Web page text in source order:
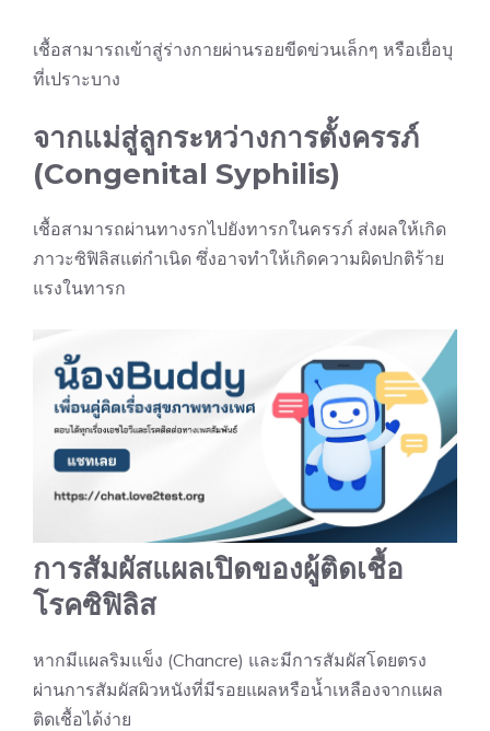
เชื้อสามารถเข้าสู่ร่างกายผ่านรอยขีดข่วนเล็กๆ หรือเยื่อบุ
ที่เปราะบาง
จากแม่สู่ลูกระหว่างการตั้งครรภ์
(Congenital Syphilis)
เชื้อสามารถผ่านทางรกไปยังทารกในครรภ์ ส่งผลให้เกิด
ภาวะซิฟิลิสแต่กำเนิด ซึ่งอาจทำให้เกิดความผิดปกติร้าย
แรงในทารก
การสัมผัสแผลเปิดของผู้ติดเชื้อ
โรคซิฟิลิส
หากมีแผลริมแข็ง (Chancre) และมีการสัมผัสโดยตรง
ผ่านการสัมผัสผิวหนังที่มีรอยแผลหรือน้ำเหลืองจากแผล
ติดเชื้อได้ง่าย